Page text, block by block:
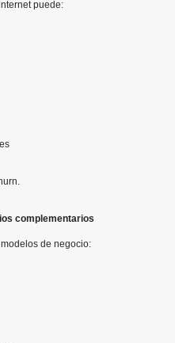
puede:
complementarios
de negocio: